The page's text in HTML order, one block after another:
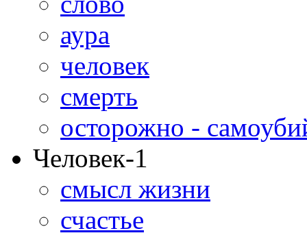
аура
человек
смерть
осторожно -
Человек-1
смысл жизни
счастье